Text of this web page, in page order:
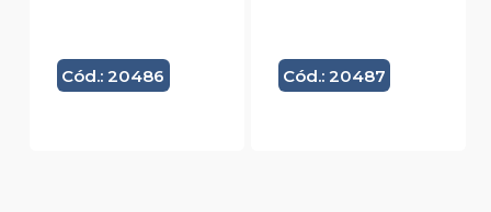
Cód.: 20486 Cód.: 20487